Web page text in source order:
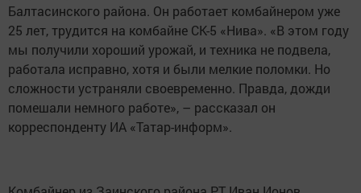
конкурса на гранты по 100 тыс. рублей за самые